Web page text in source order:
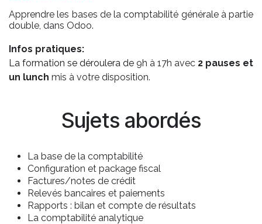
Apprendre les bases de la comptabilité générale à partie
double, dans Odoo.
Infos pratiques:
La formation se déroulera de 9h à 17h avec 2 pauses et
un lunch mis à votre disposition.
Sujets abordés
La base de la comptabilité
Configuration et package fiscal
Factures/notes de crédit
Relevés bancaires et paiements
Rapports : bilan et compte de résultats
La comptabilité analytique